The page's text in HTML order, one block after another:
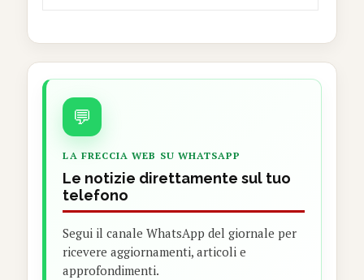
💬
LA FRECCIA WEB SU WHATSAPP
Le notizie direttamente sul tuo
telefono
Segui il canale WhatsApp del giornale per
ricevere aggiornamenti, articoli e
approfondimenti.